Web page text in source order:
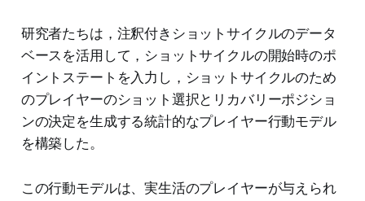
研究者たちは，注釈付きショットサイクルのデータ
ベースを活用して，ショットサイクルの開始時のポ
イントステートを入力し，ショットサイクルのため
のプレイヤーのショット選択とリカバリーポジショ
ンの決定を生成する統計的なプレイヤー行動モデル
を構築した。
この行動モデルは、実生活のプレイヤーが与えられ